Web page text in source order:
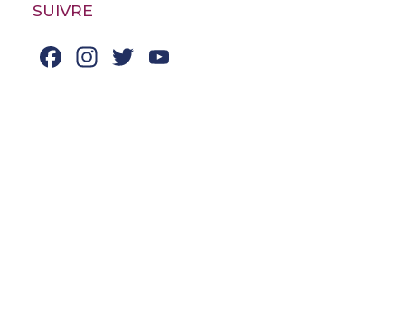
SUIVRE
Facebook
Instagram
Twitter